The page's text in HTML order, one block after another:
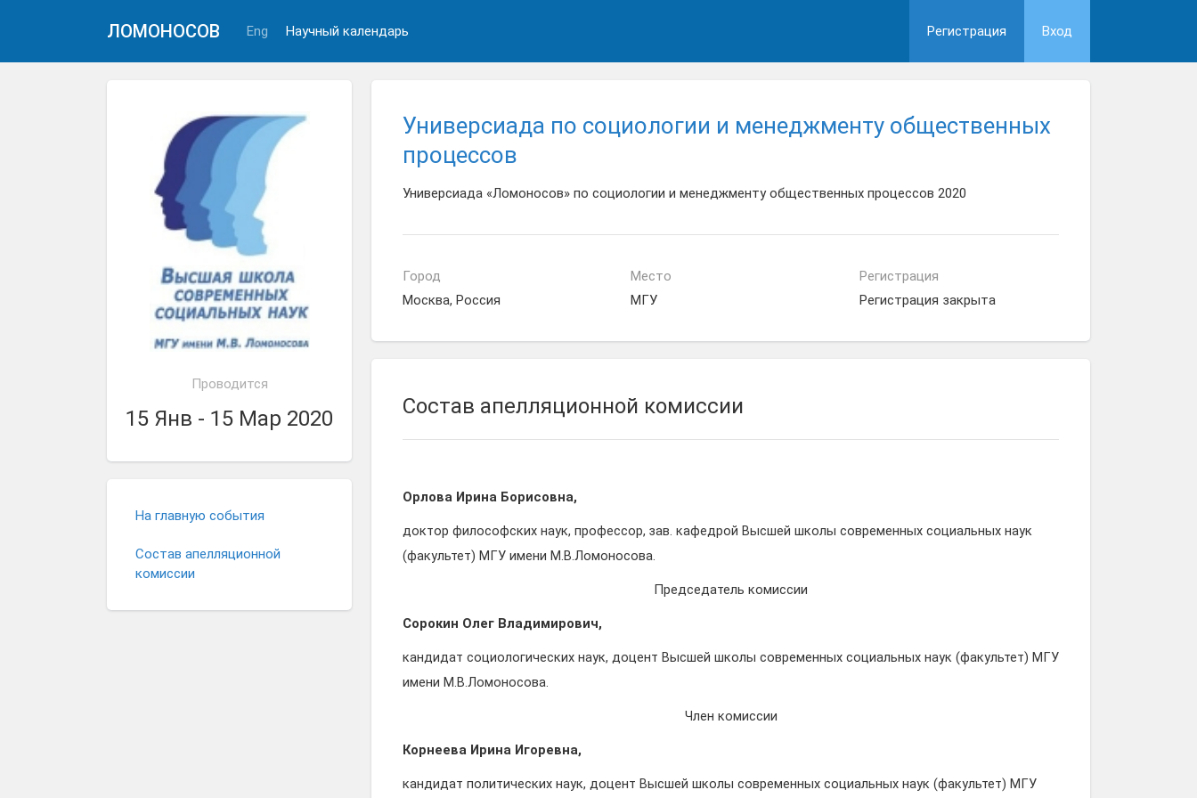
ЛОМОНОСОВ Eng Научный календарь Регистрация Вход
Проводится
15 Янв - 15 Мар 2020
На главную события
Состав апелляционной
комиссии
Универсиада по социологии и менеджменту общественных
процессов
Универсиада «Ломоносов» по социологии и менеджменту общественных процессов 2020
Город
Москва, Россия
Место
МГУ
Регистрация
Регистрация закрыта
Состав апелляционной комиссии
Орлова Ирина Борисовна,
доктор философских наук, профессор, зав. кафедрой Высшей школы современных социальных наук
(факультет) МГУ имени М.В.Ломоносова.
Председатель комиссии
Сорокин Олег Владимирович,
кандидат социологических наук, доцент Высшей школы современных социальных наук (факультет) МГУ
имени М.В.Ломоносова.
Член комиссии
Корнеева Ирина Игоревна,
кандидат политических наук, доцент Высшей школы современных социальных наук (факультет) МГУ